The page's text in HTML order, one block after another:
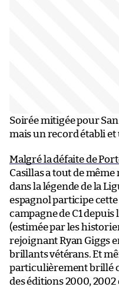
Soirée mitigée pour
mais un record établi et
Malgré la défaite de
Casillas a tout de
dans la légende de la
espagnol participe
campagne de C1
(estimée par les
rejoignant Ryan Giggs
brillants vétérans. Et
particulièrement brillé
des éditions 2000, 2002